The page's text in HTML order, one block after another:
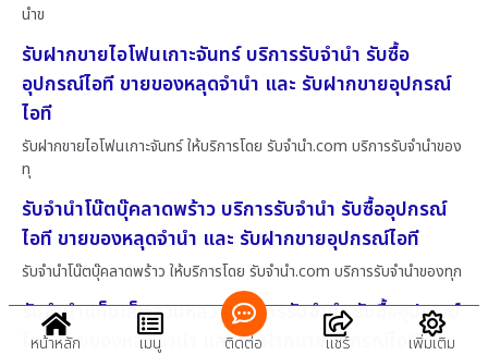
นำข
รับฝากขายไอโฟนเกาะจันทร์ บริการรับจำนำ รับซื้อ
อุปกรณ์ไอที ขายของหลุดจำนำ และ รับฝากขายอุปกรณ์
ไอที
รับฝากขายไอโฟนเกาะจันทร์ ให้บริการโดย รับจํานํา.com บริการรับจำนำของ
ทุ
รับจำนำโน๊ตบุ๊คลาดพร้าว บริการรับจำนำ รับซื้ออุปกรณ์
ไอที ขายของหลุดจำนำ และ รับฝากขายอุปกรณ์ไอที
รับจำนำโน๊ตบุ๊คลาดพร้าว ให้บริการโดย รับจํานํา.com บริการรับจำนำของทุก
รับจำนำแท็บเล็ตสวนหลวง บริการรับจำนำ รับซื้ออุปกรณ์
ไอที ขายของหลุดจำนำ และ รับฝากขายอุปกรณ์ไอที
หน้าหลัก เมนู ติดต่อ แชร์ เพิ่มเติม